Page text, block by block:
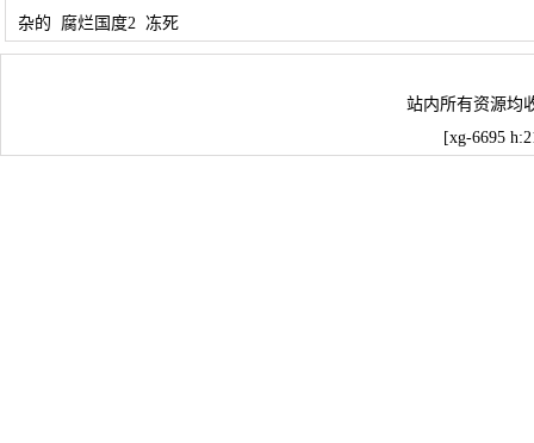
杂的
腐烂国度2 冻死
站内所有资源均
[xg-6695